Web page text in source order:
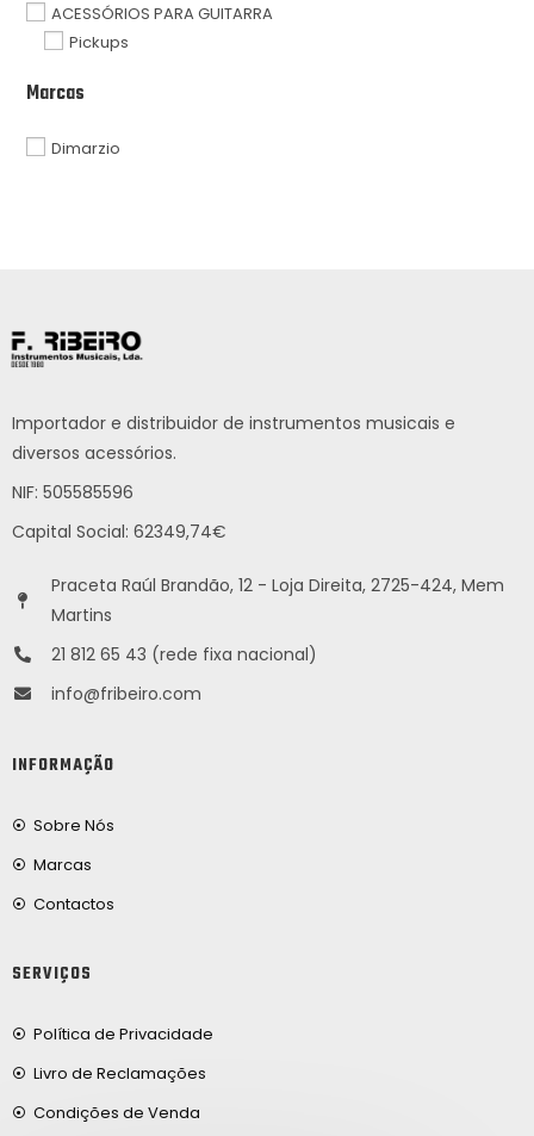
ACESSÓRIOS PARA GUITARRA
Pickups
Marcas
Dimarzio
Importador e distribuidor de instrumentos musicais e
diversos acessórios.
NIF: 505585596
Capital Social: 62349,74€
Praceta Raúl Brandão, 12 - Loja Direita, 2725-424, Mem
Martins
21 812 65 43 (rede fixa nacional)
info@fribeiro.com
INFORMAÇÃO
Sobre Nós
Marcas
Contactos
SERVIÇOS
Política de Privacidade
Livro de Reclamações
Condições de Venda